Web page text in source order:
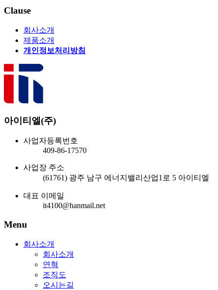
Clause
회사소개
제품소개
개인정보처리방침
아이티엘(주)
사업자등록번호
409-86-17570
사업장 주소
(61761) 광주 남구 에너지밸리산업1로 5 아이티엘
대표 이메일
it4100@hanmail.net
Menu
회사소개
회사소개
연혁
조직도
오시는길